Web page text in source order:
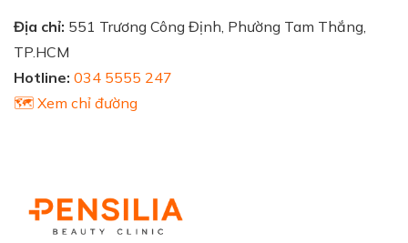
Địa chỉ: 551 Trương Công Định, Phường Tam Thắng,
TP.HCM
Hotline: 034 5555 247
🗺️ Xem chỉ đường